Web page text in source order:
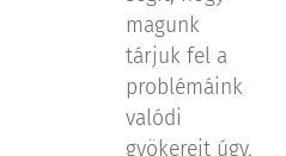
magunk
tárjuk fel a
problémáink
valódi
gyökereit úgy,